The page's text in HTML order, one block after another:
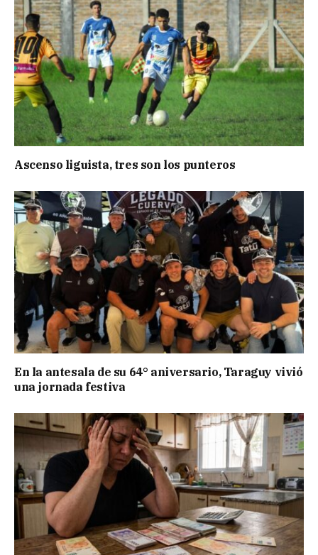
Ascenso liguista, tres son los punteros
En la antesala de su 64° aniversario, Taraguy vivió
una jornada festiva